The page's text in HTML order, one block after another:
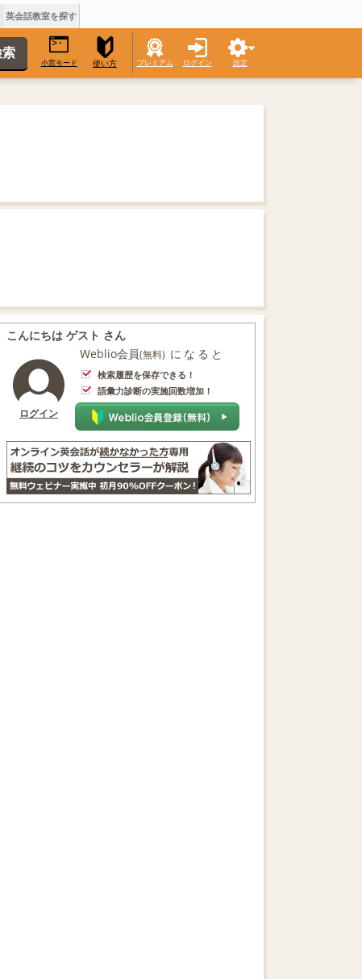
英会話教室を探す
小窓モード 使い方 プレミアム ログイン 設定
こんにちは ゲスト さん
ログイン
Weblio会員(無料) になると
検索履歴を保存できる！
語彙力診断の実施回数増加！